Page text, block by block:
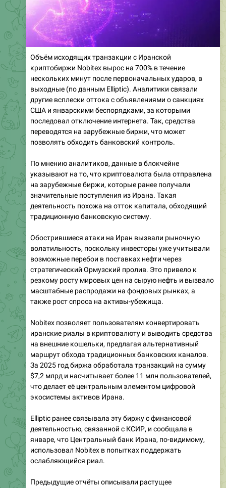
Объём исходящих транзакции с Иранской
криптобиржи Nobitex вырос на 700% в течение
нескольких минут после первоначальных ударов, в
выходные (по данным Elliptic). Аналитики связали
другие всплески оттока с объявлениями о санкциях
США и январскими беспорядками, за которыми
последовал отключение интернета. Так, средства
переводятся на зарубежные биржи, что может
позволять обходить банковский контроль.
По мнению аналитиков, данные в блокчейне
указывают на то, что криптовалюта была отправлена
на зарубежные биржи, которые ранее получали
значительные поступления из Ирана. Такая
деятельность похожа на отток капитала, обходящий
традиционную банковскую систему.
Обострившиеся атаки на Иран вызвали рыночную
волатильность, поскольку инвесторы уже учитывали
возможные перебои в поставках нефти через
стратегический Ормузский пролив. Это привело к
резкому росту мировых цен на сырую нефть и вызвало
масштабные распродажи на фондовых рынках, а
также рост спроса на активы-убежища.
Nobitex позволяет пользователям конвертировать
иранские риалы в криптовалюту и выводить средства
на внешние кошельки, предлагая альтернативный
маршрут обхода традиционных банковских каналов.
За 2025 год биржа обработала транзакций на сумму
$7,2 млрд и насчитывает более 11 млн пользователей,
что делает её центральным элементом цифровой
экосистемы активов Ирана.
Elliptic ранее связывала эту биржу с финансовой
деятельностью, связанной с КСИР, и сообщала в
январе, что Центральный банк Ирана, по-видимому,
использовал Nobitex в попытках поддержать
ослабляющийся риал.
Предыдущие отчёты описывали растущее